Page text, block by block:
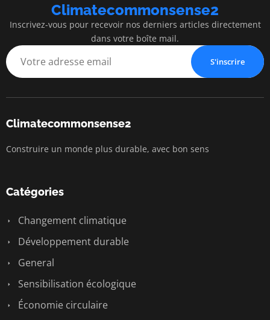
Climatecommonsense2
Inscrivez-vous pour recevoir nos derniers articles directement
dans votre boîte mail.
S'inscrire
Climatecommonsense2
Construire un monde plus durable, avec bon sens
Catégories
Changement climatique
Développement durable
General
Sensibilisation écologique
Économie circulaire